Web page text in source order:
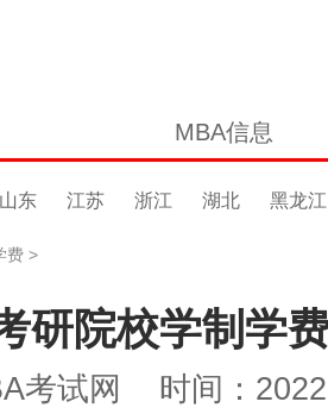
MBA信息
山东 江苏 浙江 湖北 黑龙江
费 >
研院校学制学
考试网 时间：